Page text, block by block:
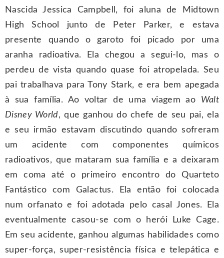
Nascida Jessica Campbell, foi aluna de Midtown
High School junto de Peter Parker, e estava
presente quando o garoto foi picado por uma
aranha radioativa. Ela chegou a segui-lo, mas o
perdeu de vista quando quase foi atropelada. Seu
pai trabalhava para Tony Stark, e era bem apegada
à sua família. Ao voltar de uma viagem ao Walt
Disney World, que ganhou do chefe de seu pai, ela
e seu irmão estavam discutindo quando sofreram
um acidente com componentes químicos
radioativos, que mataram sua família e a deixaram
em coma até o primeiro encontro do Quarteto
Fantástico com Galactus. Ela então foi colocada
num orfanato e foi adotada pelo casal Jones. Ela
eventualmente casou-se com o herói Luke Cage.
Em seu acidente, ganhou algumas habilidades como
super-força, super-resistência física e telepática e